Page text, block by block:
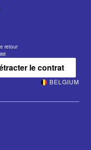
retour
le contrat
BELGIUM